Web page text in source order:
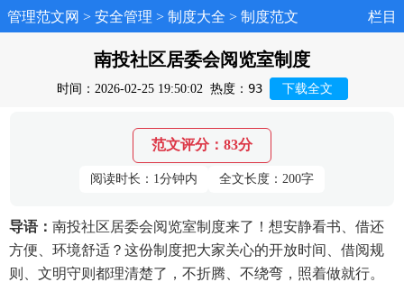
管理范文网 > 安全管理 > 制度大全 > 制度范文 栏目
南投社区居委会阅览室制度
时间：2026-02-25 19:50:02 热度： 93 下载全文
范文评分：83分
阅读时长：1分钟内 全文长度：200字
导语： 南投社区居委会阅览室制度来了！想安静看书、借还
方便、环境舒适？这份制度把大家关心的开放时间、借阅规
则、文明守则都理清楚了，不折腾、不绕弯，照着做就行。